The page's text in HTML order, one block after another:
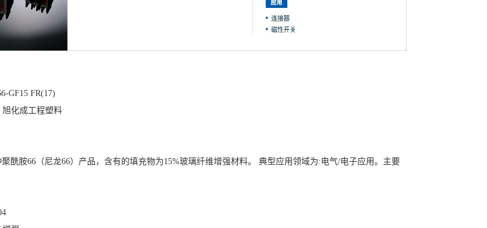
GF15 FR(17)
旭化成工程塑料
酰胺66（尼龙66）产品，含有的填充物为15%玻璃纤维增强材料。 典型应用领域为:电气/电子应用。主要